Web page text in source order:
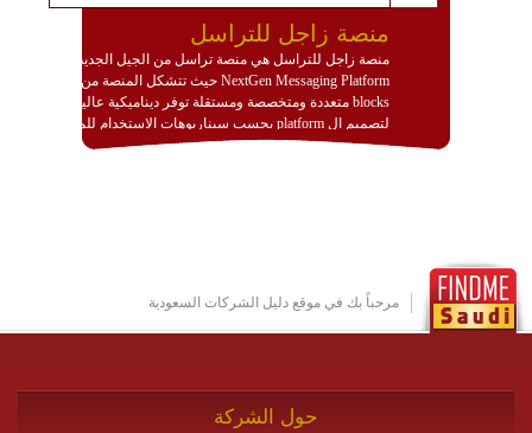
منصة زاجل للتراسل
منصة زاجل للتراسل هي منصة تراسل من الجيل الجديد
NextGen Messaging Platform حيث تتشكل المنصة من
blocks متعددة ومتخصصة ومستقلة توفر ديناميكية عالية
لتصميم ال platform بحسب سيناريوهات الاستخدام للمنصة
وتتوافق مع النشر والاستثمار ضمن بيئة استضافة dedicated
http://www.plutosms.com/zagel
مرحباً بك في موقع دليل الشركات السعودية
حول الشركة